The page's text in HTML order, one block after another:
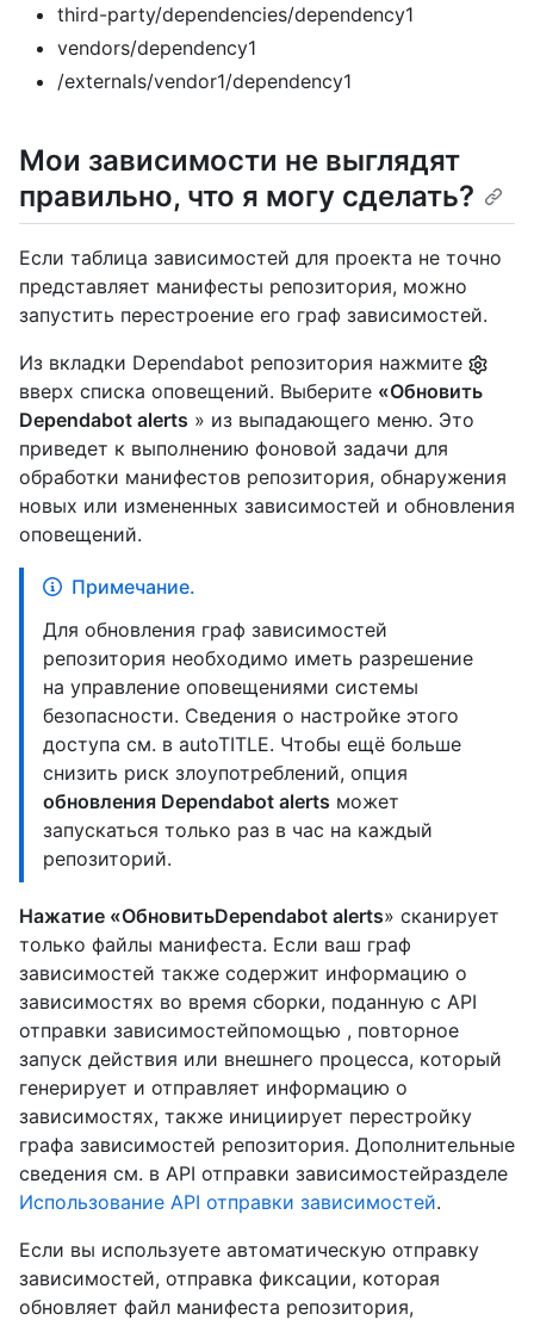
third-party/dependencies/dependency1
vendors/dependency1
/externals/vendor1/dependency1
Мои зависимости не выглядят
правильно, что я могу сделать?
Если таблица зависимостей для проекта не точно
представляет манифесты репозитория, можно
запустить перестроение его граф зависимостей.
Из вкладки Dependabot репозитория нажмите
вверх списка оповещений. Выберите «Обновить
Dependabot alerts » из выпадающего меню. Это
приведет к выполнению фоновой задачи для
обработки манифестов репозитория, обнаружения
новых или измененных зависимостей и обновления
оповещений.
Примечание.
Для обновления граф зависимостей
репозитория необходимо иметь разрешение
на управление оповещениями системы
безопасности. Сведения о настройке этого
доступа см. в autoTITLE. Чтобы ещё больше
снизить риск злоупотреблений, опция
обновления Dependabot alerts может
запускаться только раз в час на каждый
репозиторий.
Нажатие «ОбновитьDependabot alerts» сканирует
только файлы манифеста. Если ваш граф
зависимостей также содержит информацию о
зависимостях во время сборки, поданную с API
отправки зависимостейпомощью , повторное
запуск действия или внешнего процесса, который
генерирует и отправляет информацию о
зависимостях, также инициирует перестройку
графа зависимостей репозитория. Дополнительные
сведения см. в API отправки зависимостейразделе
Использование API отправки зависимостей.
Если вы используете автоматическую отправку
зависимостей, отправка фиксации, которая
обновляет файл манифеста репозитория,